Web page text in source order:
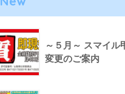
～５月～ スマイル
変更のご案内